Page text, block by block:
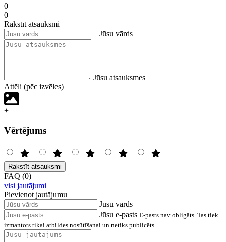
0
0
Rakstīt atsauksmi
Jūsu vārds
Jūsu atsauksmes
Attēli (pēc izvēles)
+
Vērtējums
Rakstīt atsauksmi
FAQ (0)
visi jautājumi
Pievienot jautājumu
Jūsu vārds
Jūsu e-pasts E-pasts nav obligāts. Tas tiek
izmantots tikai atbildes nosūtīšanai un netiks publicēts.